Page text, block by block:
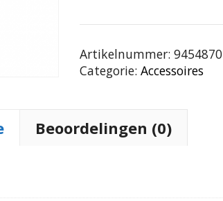
Artikelnummer: 9454870
Categorie: Accessoires
Beoordelingen (0)
AAN
TOEVOEGEN AAN